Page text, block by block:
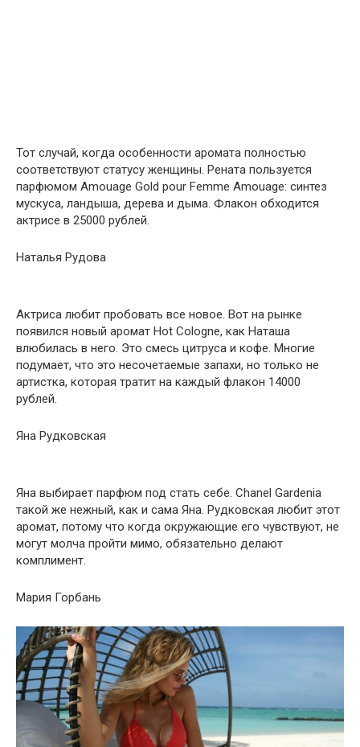
Тот случай, когда особенности аромата полностью
соответствуют статусу женщины. Рената пользуется
парфюмом Amouage Gold pour Femme Amouage: синтез
мускуса, ландыша, дерева и дыма. Флакон обходится
актрисе в 25000 рублей.
Наталья Рудова
Актриса любит пробовать все новое. Вот на рынке
появился новый аромат Hot Cologne, как Наташа
влюбилась в него. Это смесь цитруса и кофе. Многие
подумает, что это несочетаемые запахи, но только не
артистка, которая тратит на каждый флакон 14000
рублей.
Яна Рудковская
Яна выбирает парфюм под стать себе. Chanel Gardenia
такой же нежный, как и сама Яна. Рудковская любит этот
аромат, потому что когда окружающие его чувствуют, не
могут молча пройти мимо, обязательно делают
комплимент.
Мария Горбань